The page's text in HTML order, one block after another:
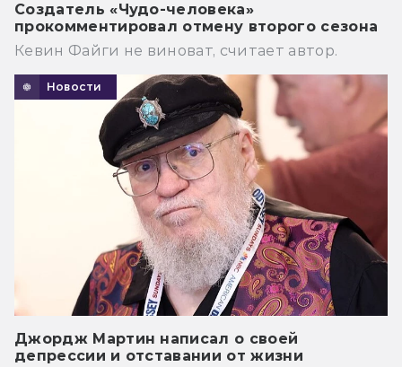
Создатель «Чудо-человека»
прокомментировал отмену второго сезона
Кевин Файги не виноват, считает автор.
Новости
Джордж Мартин написал о своей
депрессии и отставании от жизни